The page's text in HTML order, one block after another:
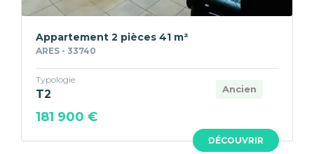
DÉCOUVRIR
Appartement 2 pièces 41 m²
ARES - 33740
Ancien
Typologie
T2
181 900 €